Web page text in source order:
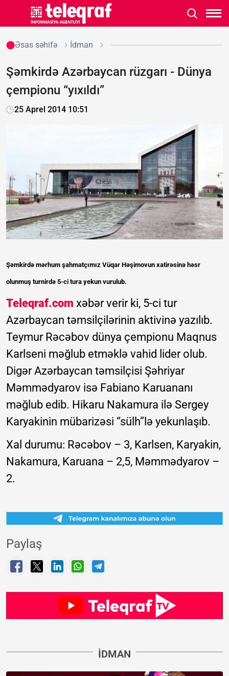
Əsas səhifə İdman
Şəmkirdə Azərbaycan rüzgarı - Dünya
çempionu “yıxıldı”
25 Aprel 2014 10:51
Şəmkirdə mərhum şahmatçımız Vüqar Həşimovun xatirəsinə həsr
olunmuş turnirdə 5-ci tura yekun vurulub.
Teleqraf.com xəbər verir ki, 5-ci tur
Azərbaycan təmsilçilərinin aktivinə yazılıb.
Teymur Rəcəbov dünya çempionu Maqnus
Karlseni məğlub etməklə vahid lider olub.
Digər Azərbaycan təmsilçisi Şəhriyar
Məmmədyarov isə Fabiano Karuananı
məğlub edib. Hikaru Nakamura ilə Sergey
Karyakinin mübarizəsi “sülh”lə yekunlaşıb.
Xal durumu: Rəcəbov – 3, Karlsen, Karyakin,
Nakamura, Karuana – 2,5, Məmmədyarov –
2.
Paylaş
İDMAN